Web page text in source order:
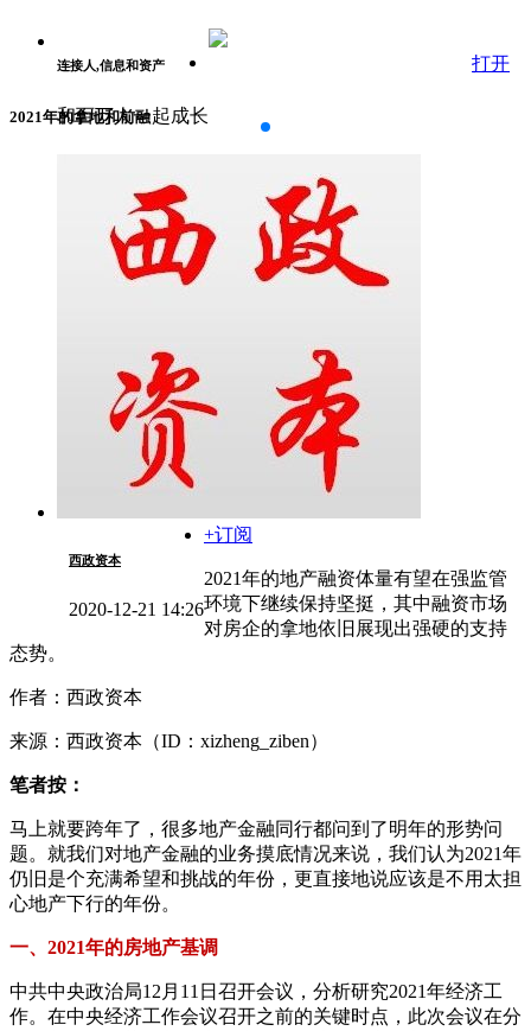
连接人,信息和资产
和百万人一起成长
打开
2021年的拿地和前融
西政资本
2020-12-21 14:26
+订阅
2021年的地产融资体量有望在强监管
环境下继续保持坚挺，其中融资市场
对房企的拿地依旧展现出强硬的支持
态势。
作者：西政资本
来源：西政资本（ID：xizheng_ziben）
笔者按：
马上就要跨年了，很多地产金融同行都问到了明年的形势问
题。就我们对地产金融的业务摸底情况来说，我们认为2021年
仍旧是个充满希望和挑战的年份，更直接地说应该是不用太担
心地产下行的年份。
一、2021年的房地产基调
中共中央政治局12月11日召开会议，分析研究2021年经济工
作。在中央经济工作会议召开之前的关键时点，此次会议在分